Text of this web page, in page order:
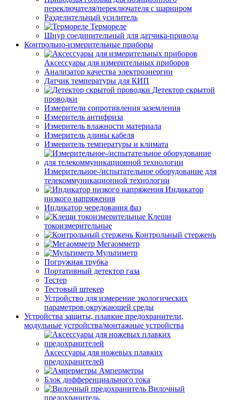
переключателя/переключателя с шарниром
Разделительный усилитель
Термореле
Шнур соединительный для датчика-привода
Контрольно-измерительные приборы
Аксессуары для измерительных приборов
Анализатор качества электроэнергии
Датчик температуры для КИП
Детектор скрытой
проводки
Измерители сопротивления заземления
Измеритель антифриза
Измеритель влажности материала
Измеритель длины кабеля
Измеритель температуры и климата
Измерительное-/испытательное оборудование для
телекоммуникационной технологии
Индикатор
низкого напряжения
Индикатор чередования фаз
Клещи
токоизмерительные
Контрольный стержень
Мегаомметр
Мультиметр
Погружная трубка
Портативный детектор газа
Тестер
Тестовый штекер
Устройство для измерение экологических
параметров окружающей среды
Устройства защиты, плавкие предохранители,
модульные устройства/монтажные устройства
Аксессуары для ножевых плавких
предохранителей
Амперметры
Блок дифференциального тока
Вилочный
предохранитель